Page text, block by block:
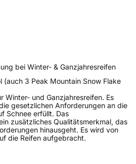
bei Winter- & Ganzjahresreifen
(auch 3 Peak Mountain Snow Flake
Winter- und Ganzjahresreifen. Es
gesetzlichen Anforderungen an die
Schnee erfüllt. Das
zusätzliches Qualitätsmerkmal, das
hinausgeht. Es wird von
die Reifen aufgebracht.